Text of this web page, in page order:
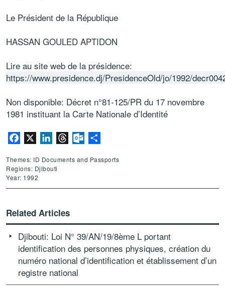
Le Président de la République
HASSAN GOULED APTIDON
Lire au site web de la présidence:
https://www.presidence.dj/PresidenceOld/jo/1992/
Non disponible: Décret n°81-125/PR du 17 novembre
1981 instituant la Carte Nationale d’Identité
Facebook LinkedInThreadsOutlook.com
Themes: ID Documents and Passports
Regions: Djibouti
Year: 1992
Related Articles
Djibouti: Loi N° 39/AN/19/8ème L portant
identification des personnes physiques, création du
numéro national d’identification et établissement d’un
registre national